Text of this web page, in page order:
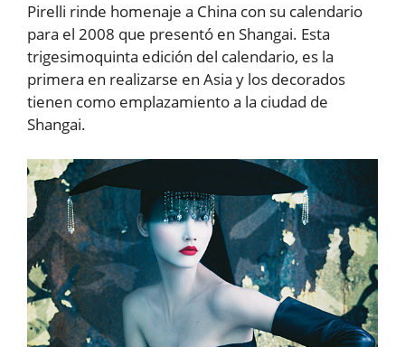
Pirelli rinde homenaje a China con su calendario
para el 2008 que presentó en Shangai. Esta
trigesimoquinta edición del calendario, es la
primera en realizarse en Asia y los decorados
tienen como emplazamiento a la ciudad de
Shangai.